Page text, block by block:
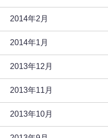
2014年2月
2014年1月
2013年12月
2013年11月
2013年10月